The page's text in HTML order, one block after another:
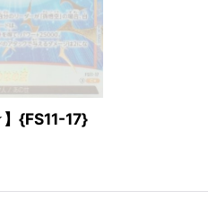
{FS11-17}